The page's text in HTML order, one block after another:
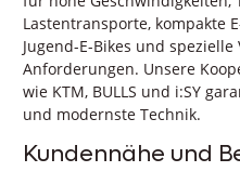
Lastentransporte, kompakte
Jugend-E-Bikes und
Anforderungen. Unsere
wie KTM, BULLS und i:SY
und modernste Technik.
Kundennähe und